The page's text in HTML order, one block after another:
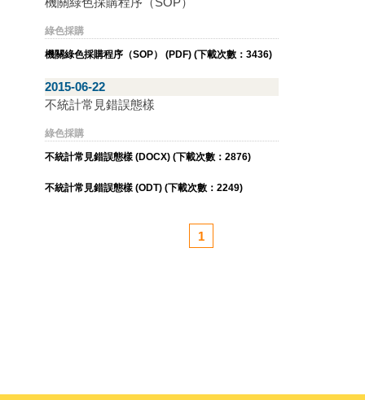
綠色採購
機關綠色採購程序（SOP） (PDF) (下載次數：3436)
2015-06-22
不統計常見錯誤態樣
綠色採購
不統計常見錯誤態樣 (DOCX) (下載次數：2876)
不統計常見錯誤態樣 (ODT) (下載次數：2249)
1